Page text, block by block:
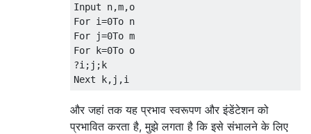
Input n,m,
For i=0To
For j=0To
For k=0To
?i ; j ;
Next k, j ,i
और जहां तक ​​यह प्रभाव स्वरूपण और इंडेंटेशन को
प्रभावित करता है, मुझे लगता है कि इसे संभालने के लिए